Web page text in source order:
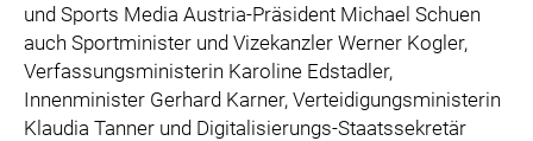
und Sports Media Austria-Präsident Michael Schuen
auch Sportminister und Vizekanzler Werner Kogler,
Verfassungsministerin Karoline Edstadler,
Innenminister Gerhard Karner, Verteidigungsministerin
Klaudia Tanner und Digitalisierungs-Staatssekretär